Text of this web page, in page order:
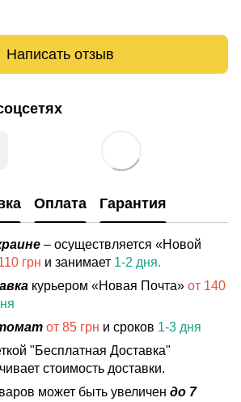
Написать отзыв
Оплата Гарантия
– осуществляется «Новой
грн и занимает 1-2 дня.
курьером «Новая Почта» от 140
от 85 грн и сроков 1-3 дня
"Бесплатная Доставка"
стоимость доставки.
может быть увеличен до 7